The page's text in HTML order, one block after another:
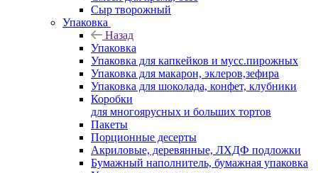
Сыр творожный
Упаковка
Назад
Упаковка
Упаковка для капкейков и мусс.пирожных
Упаковка для макарон, эклеров,зефира
Упаковка для шоколада, конфет, клубники
Коробки
для многоярусных и больших тортов
Пакеты
Порционные десерты
Акриловые, деревянные, ЛХДФ подложки
Бумажный наполнитель, бумажная упаковка